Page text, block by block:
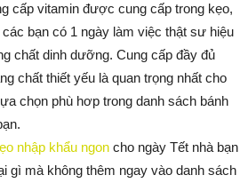
cấp vitamin được cung cấp trong kẹo,
bạn có 1 ngày làm việc thật sư hiệu
chất dinh dưỡng. Cung cấp đầy đủ
chất thiết yếu là quan trọng nhất cho
chọn phù hơp trong danh sách bánh
nhập khẩu ngon cho ngày Tết nhà bạn
gì mà không thêm ngay vào danh sách